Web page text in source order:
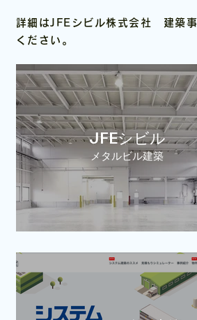
JFEシビル
メタルビル建築
詳細はJFEシビル株式会社 建築
ください。